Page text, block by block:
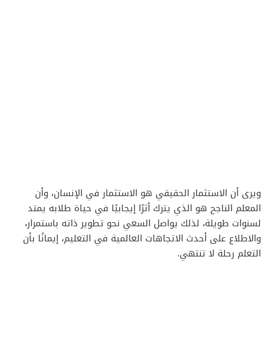
ويرى أن الاستثمار الحقيقي هو الاستثمار في الإنسان، وأن
المعلم الناجح هو الذي يترك أثرًا إيجابيًا في حياة طلابه يمتد
لسنوات طويلة، لذلك يواصل السعي نحو تطوير ذاته باستمرار،
والاطلاع على أحدث الاتجاهات العالمية في التعليم، إيمانًا بأن
التعلم رحلة لا تنتهي.